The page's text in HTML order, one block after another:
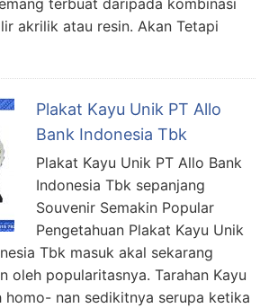
akrilik atau resin. Akan Tetapi
Plakat Kayu Unik PT Allo
Bank Indonesia Tbk
Plakat Kayu Unik PT Allo Bank
Indonesia Tbk sepanjang
Souvenir Semakin Popular
Pengetahuan Plakat Kayu Unik
Tbk masuk akal sekarang
oleh popularitasnya. Tarahan Kayu
homo- nan sedikitnya serupa ketika